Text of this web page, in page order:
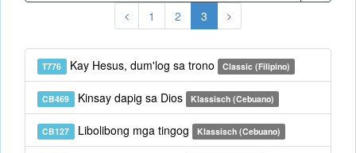
1 2 3
T776 Kay Hesus, dum'log sa trono Classic (Filipino)
CB469 Kinsay dapig sa Dios Klassisch (Cebuano)
CB127 Libolibong mga tingog Klassisch (Cebuano)